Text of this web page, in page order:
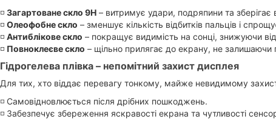
◽️ Загартоване скло 9H– витримує удари, подряпини та зберігає
◽️ Олеофобне скло – зменшує кількість відбитків пальців і
◽️ Антиблікове скло – покращує видимість на сонці, знижуючи
◽️ Повноклеєве скло – щільно прилягає до екрану, не залишаючи
Гідрогелева плівка – непомітний захист дисплея
Для тих, хто віддає перевагу тонкому, майже невидимому
◽️ Самовідновлюється після дрібних пошкоджень.
◽️ Забезпечує збереження яскравості екрана та чутливості